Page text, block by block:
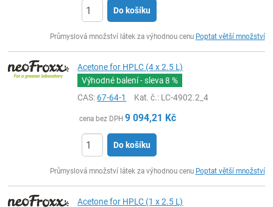
Do košíku
Průmyslová množství látek za výhodnou cenu Poptat větší množství
Acetone for HPLC (4 x 2.5 L)
Výhodné balení - sleva8 %
CAS:67-64-1 Kat. č.: LC-4902.2_4
cena bez DPH 9 094,21 Kč
Do košíku
Průmyslová množství látek za výhodnou cenu Poptat větší množství
Acetone for HPLC (1 x 2.5 L)